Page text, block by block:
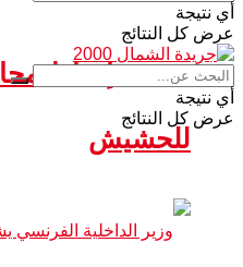
سبتة.. إحباط
للحشيش
أي نتيجة
عرض كل النتائج
أي نتيجة
عرض كل النتائج